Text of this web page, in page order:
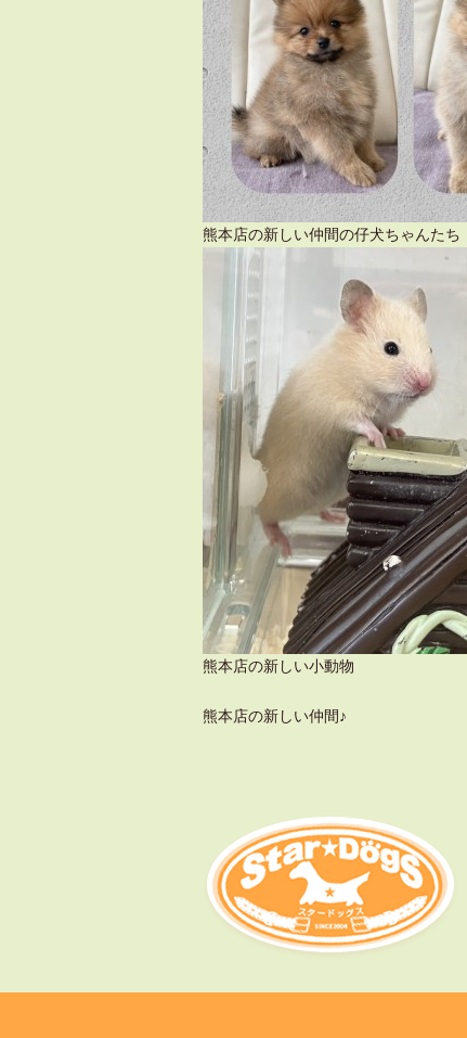
熊本店の新しい仲間の仔犬ちゃんたち
熊本店の新しい小動物
熊本店の新しい仲間♪